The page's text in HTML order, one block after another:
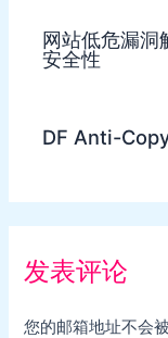
网站低危漏洞
安全性
DF Anti-
发表评论
您的邮箱地址不会被